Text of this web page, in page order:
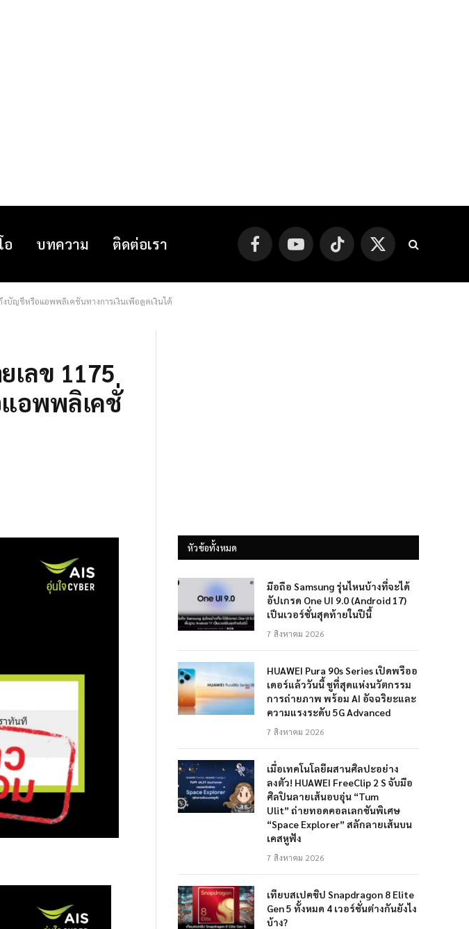
อ บทความ ติดต่อเรา FacebookYouTube TikTok
X
(Twitter)
งบัญชีหรือแอพพลิเคชั่นทางการเงินเพื่อดูดเงินได้
เลข 1175
แอพพลิเคชั่
หัวข้อทั้งหมด
มือถือ Samsung รุ่นไหนบ้างที่จะได้
อัปเกรด One UI 9.0 (Android 17)
เป็นเวอร์ชั่นสุดท้ายในปีนี้
7 สิงหาคม 2026
HUAWEI Pura 90s Series เปิดพรีออ
เดอร์แล้ววันนี้ ชูที่สุดแห่งนวัตกรรม
การถ่ายภาพ พร้อม AI อัจฉริยะและ
ความแรงระดับ 5G Advanced
7 สิงหาคม 2026
เมื่อเทคโนโลยีผสานศิลปะอย่าง
ลงตัว! HUAWEI FreeClip 2 S จับมือ
ศิลปินลายเส้นอบอุ่น “Tum
Ulit” ถ่ายทอดคอลเลกชันพิเศษ
“Space Explorer” สลักลายเส้นบน
เคสหูฟัง
7 สิงหาคม 2026
เทียบสเปคชิป Snapdragon 8 Elite
Gen 5 ทั้งหมด 4 เวอร์ชั่นต่างกันยังไง
บ้าง?